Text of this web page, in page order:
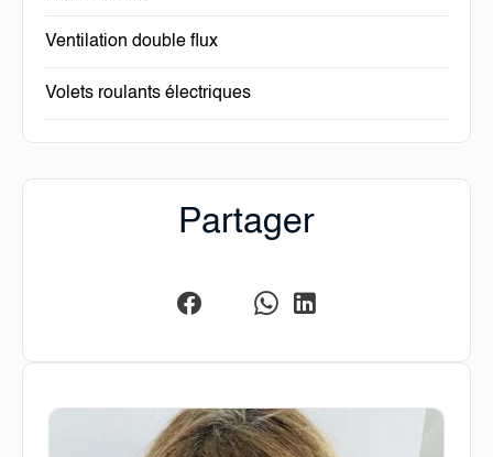
Ventilation double flux
Volets roulants électriques
Partager